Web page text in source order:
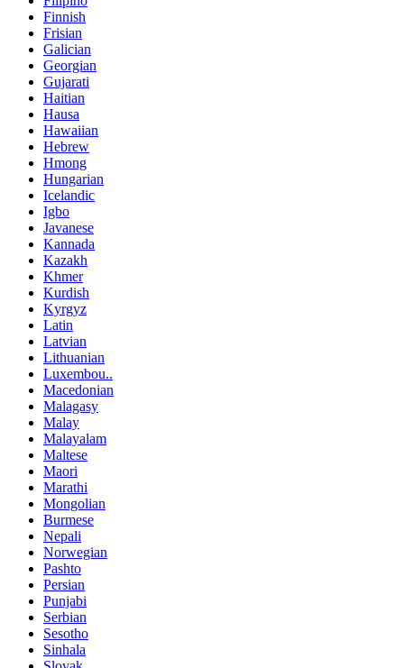
Finnish
Frisian
Galician
Georgian
Gujarati
Haitian
Hausa
Hawaiian
Hebrew
Hmong
Hungarian
Icelandic
Igbo
Javanese
Kannada
Kazakh
Khmer
Kurdish
Kyrgyz
Latin
Latvian
Lithuanian
Luxembou..
Macedonian
Malagasy
Malay
Malayalam
Maltese
Maori
Marathi
Mongolian
Burmese
Nepali
Norwegian
Pashto
Persian
Punjabi
Serbian
Sesotho
Sinhala